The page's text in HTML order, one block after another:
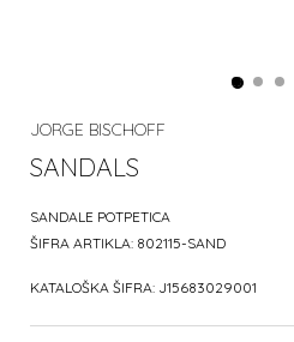
JORGE BISCHOFF
SANDALS
SANDALE POTPETICA
ŠIFRA ARTIKLA: 802115-SAND
KATALOŠKA ŠIFRA: J15683029001